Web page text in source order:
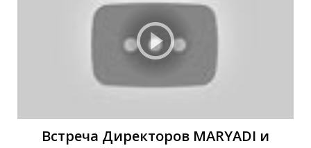
Встреча Директоров MARYADI и